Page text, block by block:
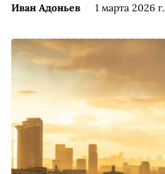
Иван Адоньев 1 марта 2026 г.